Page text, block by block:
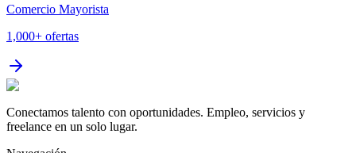
Comercio Mayorista
1,000+ ofertas
Conectamos talento con oportunidades. Empleo, servicios y
freelance en un solo lugar.